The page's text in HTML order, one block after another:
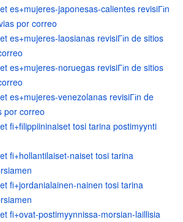
es+mujeres-japonesas-calientes revisiГіn
por correo
es+mujeres-laosianas revisiГіn de sitios
es+mujeres-noruegas revisiГіn de sitios
es+mujeres-venezolanas revisiГіn de
por correo
fi+filippiininaiset tosi tarina postimyynti
fi+hollantilaiset-naiset tosi tarina
fi+jordanialainen-nainen tosi tarina
fi+ovat-postimyynnissa-morsian-laillisia